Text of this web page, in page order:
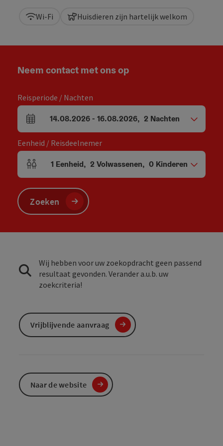
Wi-Fi Huisdieren zijn hartelijk welkom
Neem contact met ons op
Reisperiode / Nachten
Velden voor aankomst en vertrek
14.08.2026- 16.08.2026, 2 Nachten
Eenheid / Reisdeelnemer
Aantal eenheden en persoonsvelden
1 Eenheid, 2 Volwassenen, 0 Kinderen
Zoeken
Wij hebben voor uw zoekopdracht geen passend
resultaat gevonden. Verander a.u.b. uw
zoekcriteria!
Vrijblijvende aanvraag
Naar de website